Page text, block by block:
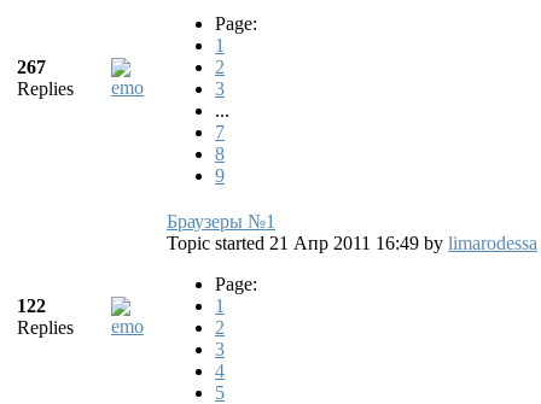
267
Replies
Page:
1
2
3
...
7
8
9
122
Replies
Браузеры №1
Topic started 21 Апр 2011 16:49 by limarodessa
Page:
1
2
3
4
5